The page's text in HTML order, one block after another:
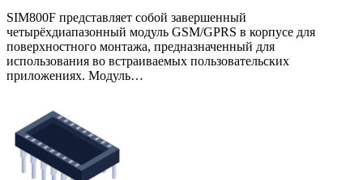
SIM800F представляет собой завершенный
четырёхдиапазонный модуль GSM/GPRS в корпусе для
поверхностного монтажа, предназначенный для
использования во встраиваемых пользовательских
приложениях. Модуль…